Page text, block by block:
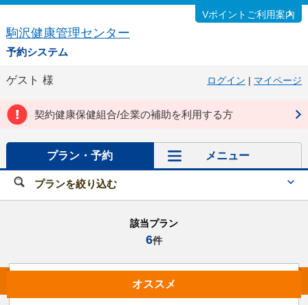
駒沢健康管理センター
予約システム
Vポイントご利用案内
ゲスト 様 ログイン | マイページ
契約健康保健組合/企業の補助を利用する方
プラン・予約 メニュー
プランを絞り込む
該当プラン
6件
オススメ